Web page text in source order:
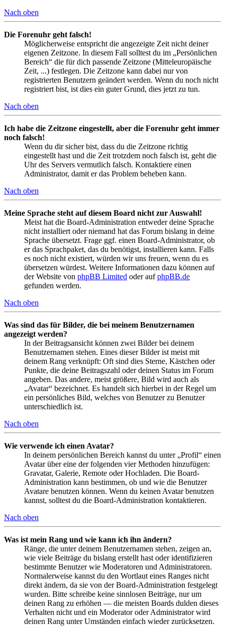
Nach oben
Die Forenuhr geht falsch!
Möglicherweise entspricht die angezeigte Zeit nicht deiner
eigenen Zeitzone. In diesem Fall solltest du im „Persönlichen
Bereich“ die für dich passende Zeitzone (Mitteleuropäische
Zeit, ...) festlegen. Die Zeitzone kann dabei nur von
registrierten Benutzern geändert werden. Wenn du noch nicht
registriert bist, ist dies ein guter Grund, dies jetzt zu tun.
Nach oben
Ich habe die Zeitzone eingestellt, aber die Forenuhr geht immer
noch falsch!
Wenn du dir sicher bist, dass du die Zeitzone richtig
eingestellt hast und die Zeit trotzdem noch falsch ist, geht die
Uhr des Servers vermutlich falsch. Kontaktiere einen
Administrator, damit er das Problem beheben kann.
Nach oben
Meine Sprache steht auf diesem Board nicht zur Auswahl!
Meist hat die Board-Administration entweder deine Sprache
nicht installiert oder niemand hat das Forum bislang in deine
Sprache übersetzt. Frage ggf. einen Board-Administrator, ob
er das Sprachpaket, das du benötigst, installieren kann. Falls
es noch nicht existiert, würden wir uns freuen, wenn du es
übersetzen würdest. Weitere Informationen dazu können auf
der Website von phpBB Limited oder aufphpBB.de
gefunden werden.
Nach oben
Was sind das für Bilder, die bei meinem Benutzernamen
angezeigt werden?
In der Beitragsansicht können zwei Bilder bei deinem
Benutzernamen stehen. Eines dieser Bilder ist meist mit
deinem Rang verknüpft: Oft sind dies Sterne, Kästchen oder
Punkte, die deine Beitragszahl oder deinen Status im Forum
angeben. Das andere, meist größere, Bild wird auch als
„Avatar“ bezeichnet. Es handelt sich hierbei in der Regel um
ein persönliches Bild, welches von Benutzer zu Benutzer
unterschiedlich ist.
Nach oben
Wie verwende ich einen Avatar?
In deinem persönlichen Bereich kannst du unter „Profil“ einen
Avatar über eine der folgenden vier Methoden hinzufügen:
Gravatar, Galerie, Remote oder Hochladen. Die Board-
Administration kann bestimmen, ob und wie die Benutzer
Avatare benutzen können. Wenn du keinen Avatar benutzen
kannst, solltest du die Board-Administration kontaktieren.
Nach oben
Was ist mein Rang und wie kann ich ihn ändern?
Ränge, die unter deinem Benutzernamen stehen, zeigen an,
wie viele Beiträge du bislang erstellt hast oder identifizieren
bestimmte Benutzer wie Moderatoren und Administratoren.
Normalerweise kannst du den Wortlaut eines Ranges nicht
direkt ändern, da sie von der Board-Administration festgelegt
wurden. Bitte schreibe keine sinnlosen Beiträge, nur um
deinen Rang zu erhöhen — die meisten Boards dulden dieses
Verhalten nicht und ein Moderator oder Administrator wird
deinen Rang unter Umständen einfach wieder zurücksetzen.